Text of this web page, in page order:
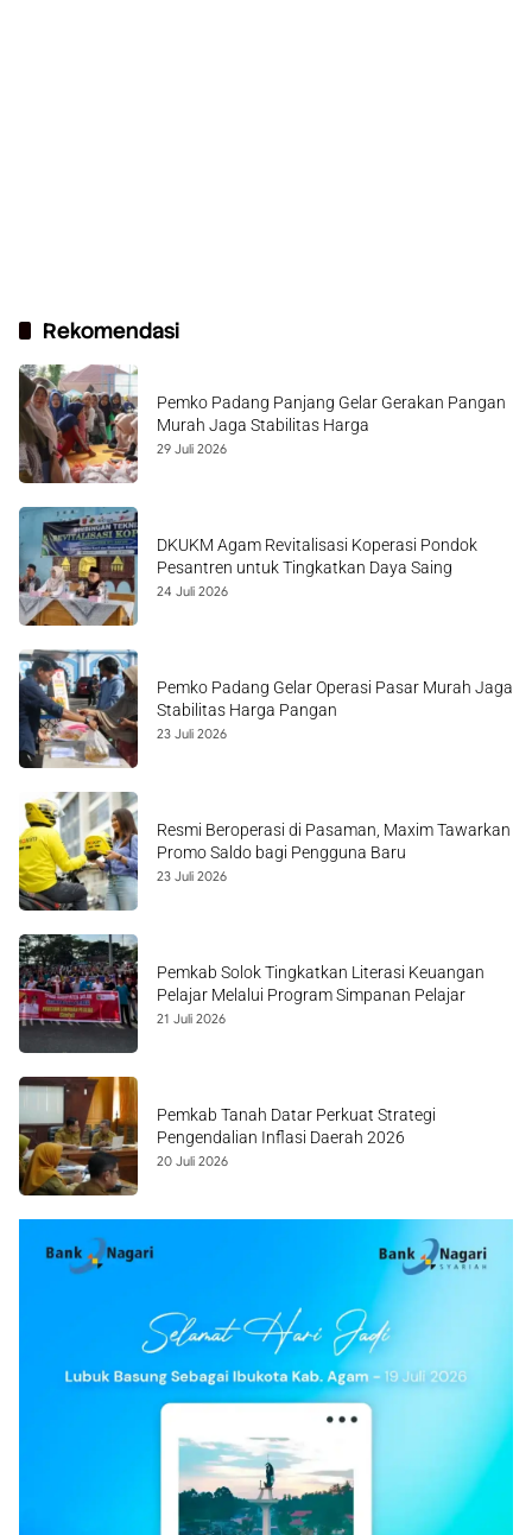
Rekomendasi
Pemko Padang Panjang Gelar Gerakan Pangan
Murah Jaga Stabilitas Harga
29 Juli 2026
DKUKM Agam Revitalisasi Koperasi Pondok
Pesantren untuk Tingkatkan Daya Saing
24 Juli 2026
Pemko Padang Gelar Operasi Pasar Murah Jaga
Stabilitas Harga Pangan
23 Juli 2026
Resmi Beroperasi di Pasaman, Maxim Tawarkan
Promo Saldo bagi Pengguna Baru
23 Juli 2026
Pemkab Solok Tingkatkan Literasi Keuangan
Pelajar Melalui Program Simpanan Pelajar
21 Juli 2026
Pemkab Tanah Datar Perkuat Strategi
Pengendalian Inflasi Daerah 2026
20 Juli 2026